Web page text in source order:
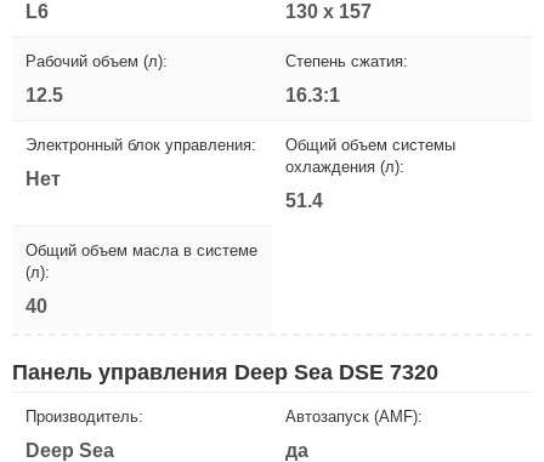
L6 130 x 157
Рабочий объем (л):
12.5
Степень сжатия:
16.3:1
Электронный блок управления:
Нет
Общий объем системы
охлаждения (л):
51.4
Общий объем масла в системе
(л):
40
Панель управления Deep Sea DSE 7320
Производитель:
Deep Sea
Автозапуск (AMF):
да